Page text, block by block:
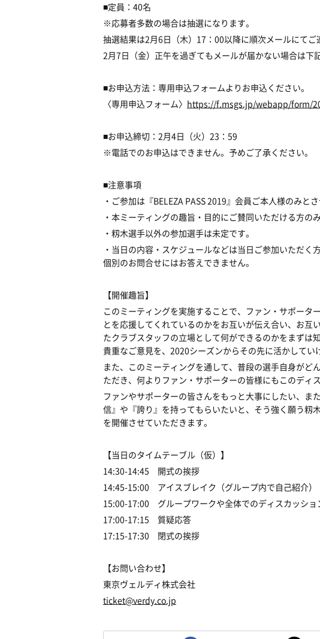
■定員：40名
※応募者多数の場合は抽選になります。
抽選結果は2月6日（木）17：00以降に順次メールにてご
2月7日（金）正午を過ぎてもメールが届かない場合は下
■お申込方法：専用申込フォームよりお申込ください。
〈専用申込フォーム〉 https://f.msgs.jp/webapp/form/
■お申込締切：2月4日（火）23：59
※電話でのお申込はできません。予めご了承ください。
■注意事項
・ご参加は『BELEZA PASS 2019』会員ご本人様のみと
・本ミーティングの趣旨・目的にご賛同いただける方の
・籾木選手以外の参加選手は未定です。
・当日の内容・スケジュールなどは当日ご参加いただく
個別のお問合せにはお答えできません。
【開催趣旨】
このミーティングを実施することで、ファン・サポータ
とを応援してくれているのかをお互いが伝え合い、お互
たクラブスタッフの立場として何ができるのかをまずは
貴重なご意見を、2020シーズンからその先に活かしてい
また、このミーティングを通して、普段の選手自身が
ただき、何よりファン・サポーターの皆様にもこのディ
ファンやサポーターの皆さんをもっと大事にしたい、ま
信』や『誇り』を持ってもらいたいと、そう強く願う籾
を開催させていただきます。
【当日のタイムテーブル（仮）】
14:30-14:45 開式の挨拶
14:45-15:00 アイスブレイク（グループ内で自己紹介）
15:00-17:00 グループワークや全体でのディスカッショ
17:00-17:15 質疑応答
17:15-17:30 閉式の挨拶
【お問い合わせ】
東京ヴェルディ株式会社
ticket@verdy.co.jp